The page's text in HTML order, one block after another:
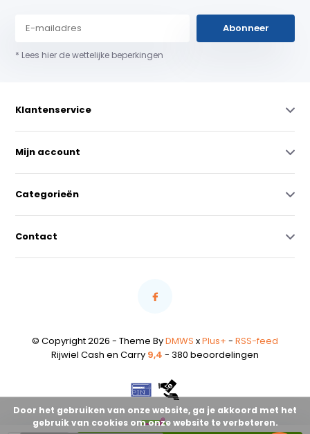
Abonneer
* Lees hier de wettelijke beperkingen
Klantenservice
Mijn account
Categorieën
Contact
© Copyright 2026 - Theme ByDMWS xPlus+ - RSS-feed
Rijwiel Cash en Carry 9,4 - 380 beoordelingen
Door het gebruiken van onze website, ga je akkoord met het
gebruik van cookies om onze website te verbeteren.